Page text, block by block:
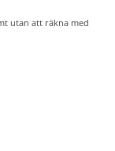
utan att räkna med